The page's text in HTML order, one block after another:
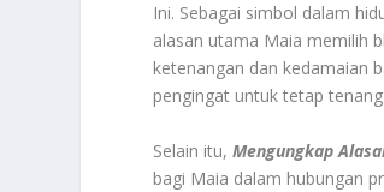
Ini. Sebagai simbol dalam
alasan utama Maia memilih
ketenangan dan kedamaian
pengingat untuk tetap
Selain itu,Mengungkap
bagi Maia dalam hubungan